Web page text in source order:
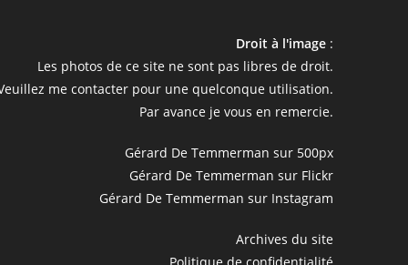
Droit à l'image:
Les photos de ce site ne sont pas libres de droit.
me contacter pour une quelconque utilisation.
Par avance je vous en remercie.
Gérard De Temmerman sur 500px
Gérard De Temmerman sur Flickr
Gérard De Temmerman sur Instagram
Archives du site
Politique de confidentialité